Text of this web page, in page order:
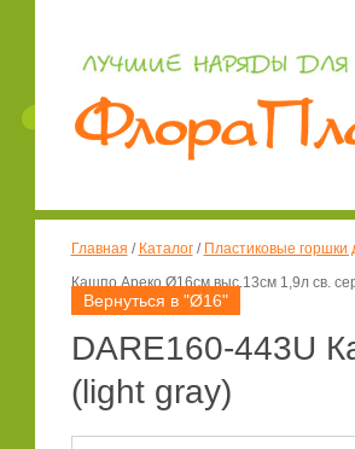
Главная / Каталог/ Пластиковые горшки
Кашпо Ареко Ø16см выс.13см 1,9л св.
Вернуться в "Ø16"
DARE160-443U
(light gray)